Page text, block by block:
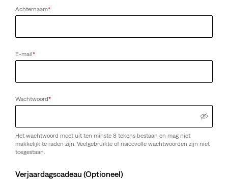
Achternaam*
E-mail*
Wachtwoord*
Het wachtwoord moet uit ten minste 8 tekens bestaan en mag niet
makkelijk te raden zijn. Veelgebruikte of risicovolle wachtwoorden zijn niet
toegestaan.
Verjaardagscadeau (Optioneel)